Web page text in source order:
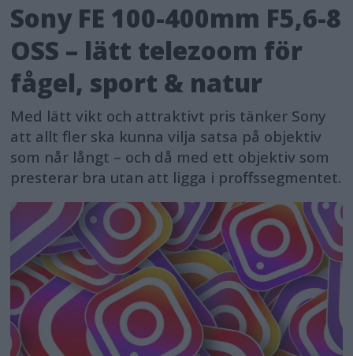
Sony FE 100-400mm F5,6-8
OSS – lätt telezoom för
fågel, sport & natur
Med lätt vikt och attraktivt pris tänker Sony
att allt fler ska kunna vilja satsa på objektiv
som når långt – och då med ett objektiv som
presterar bra utan att ligga i proffssegmentet.